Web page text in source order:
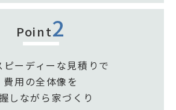
Point2
ピーディーな見積りで
費用の全体像を
しながら家づくり